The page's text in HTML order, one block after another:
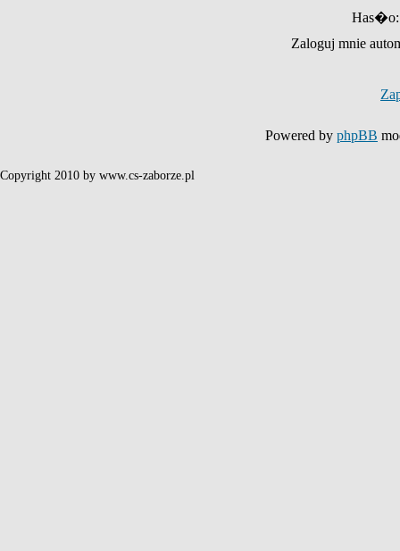
Has�o:
Zaloguj mnie
Powered by phpBB
Copyright 2010 by www.cs-zaborze.pl